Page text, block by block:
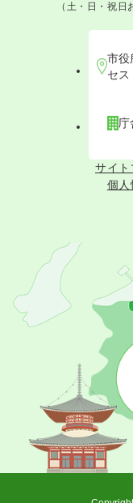
（土・日・祝
市役
セス
庁
サイ
個